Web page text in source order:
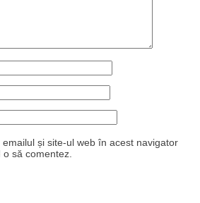
și site-ul web în acest navigator
să comentez.